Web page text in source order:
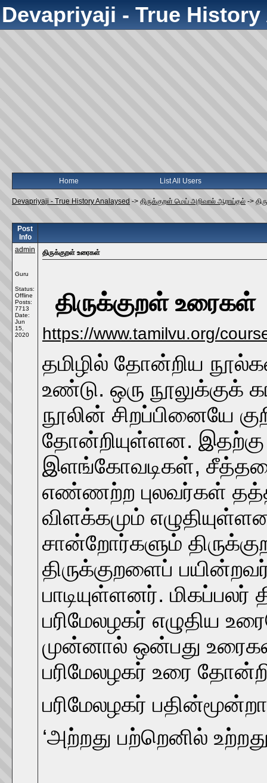
Devapriyaji - True
Home List All Users
Devapriyaji - True History Analaysed -> திருக்குறள் மெய் அறிவால் ஆராய்தல் ->
Post
Info
admin
Guru
Status:
Offline
Posts:
7713
Date:
Jun
15,
2020
திருக்குறள் உரைகள்
திருக்குறள் உரைகள்
https://www.tamilvu.org/
தமிழில் தோன்றிய
உண்டு. ஒரு
நூலின் சிறப்பினையே
தோன்றியுள்ளன. இதற்கு
இளங்கோவடிகள்,
எண்ணற்ற புலவர்கள்
விளக்கமும்
சான்றோர்களும்
திருக்குறளைப்
பாடியுள்ளனர். மிகப்பலர்
பரிமேலழகர் எழுதிய
முன்னால் ஒன்பது
பரிமேலழகர் உரை
பரிமேலழகர்
‘அற்றது பற்றெனில்